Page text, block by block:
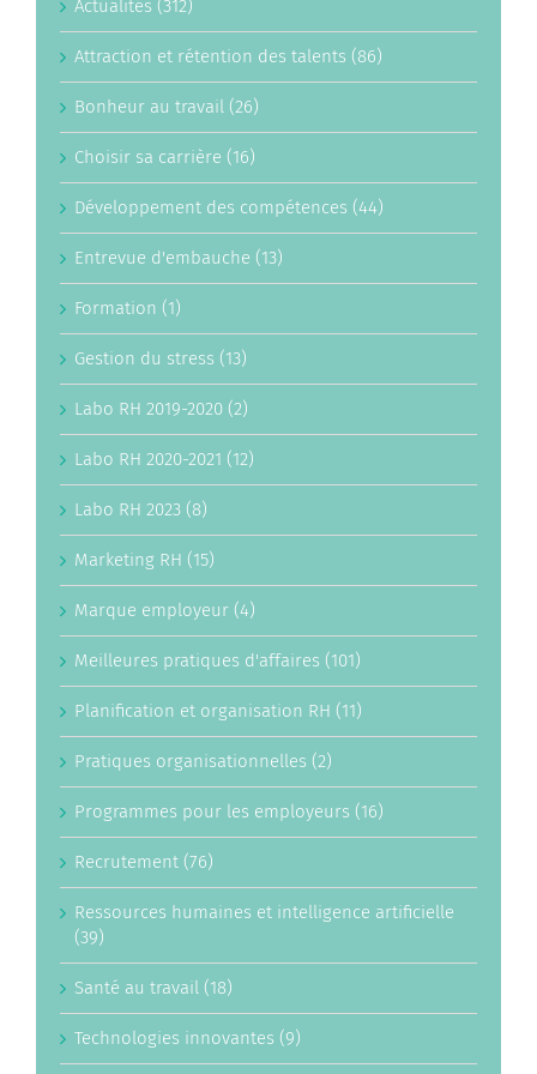
Actualités (312)
Attraction et rétention des talents (86)
Bonheur au travail (26)
Choisir sa carrière (16)
Développement des compétences (44)
Entrevue d'embauche (13)
Formation (1)
Gestion du stress (13)
Labo RH 2019-2020 (2)
Labo RH 2020-2021 (12)
Labo RH 2023 (8)
Marketing RH (15)
Marque employeur (4)
Meilleures pratiques d'affaires (101)
Planification et organisation RH (11)
Pratiques organisationnelles (2)
Programmes pour les employeurs (16)
Recrutement (76)
Ressources humaines et intelligence artificielle
(39)
Santé au travail (18)
Technologies innovantes (9)